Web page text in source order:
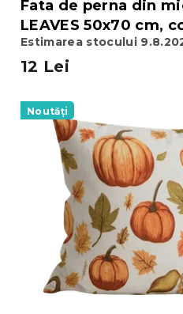
Fata de perna din
LEAVES 50x70 cm,
Estimarea stocului
12 Lei
Noutăți